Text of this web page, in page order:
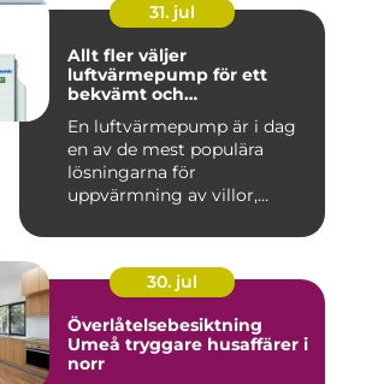
31. jul
Allt fler väljer
luftvärmepump för ett
bekvämt och
En luftvärmepump är i dag
en av de mest populära
lösningarna för
uppvärmning av villor,
30. jul
Överlåtelsebesiktning
Umeå tryggare husaffärer i
norr